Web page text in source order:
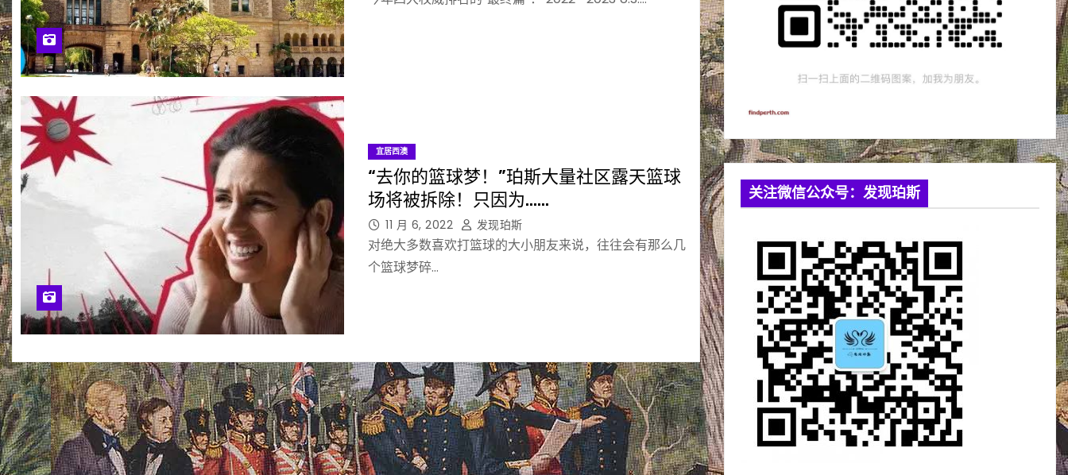
宜居西澳
“去你的篮球梦！”珀斯大量社区露天篮球
场将被拆除！只因为……
11 月 6, 2022 发现珀斯
对绝大多数喜欢打篮球的大小朋友来说，往往会有那么几
个篮球梦碎…
关注微信公众号：发现珀斯